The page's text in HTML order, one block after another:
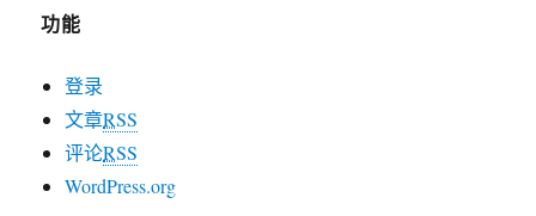
功能
登录
文章RSS
评论RSS
WordPress.org